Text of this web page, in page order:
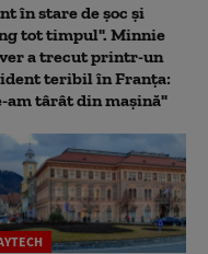
în stare de șoc și
tot timpul". Minnie
a trecut printr-un
teribil în Franța:
am târât din mașină"